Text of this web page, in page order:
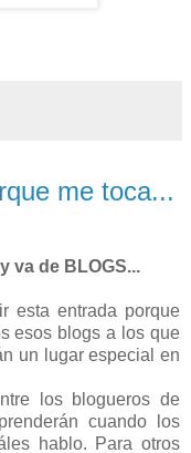
me toca...
va de BLOGS...
esta entrada porque
esos blogs a los que
un lugar especial en
los blogueros de
cuando los
hablo. Para otros